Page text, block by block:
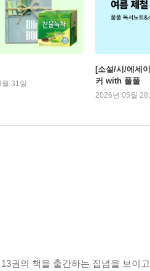
31일
[소설/시/에세
커 with 풀풀
2026년 05월 28
권의 책을 출간하는 집념을 보이